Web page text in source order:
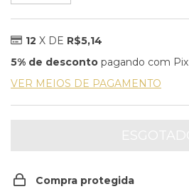
12 X DE R$5,14
5% de desconto pagando com Pix
VER MEIOS DE PAGAMENTO
Compra protegida